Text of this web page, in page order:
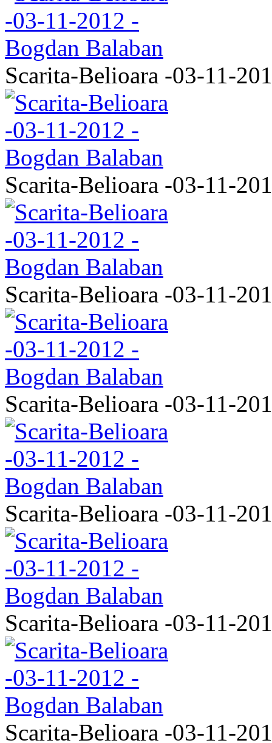
Scarita-Belioara -03-11-
Scarita-Belioara -03-11-
Scarita-Belioara -03-11-
Scarita-Belioara -03-11-
Scarita-Belioara -03-11-
Scarita-Belioara -03-11-
Scarita-Belioara -03-11-